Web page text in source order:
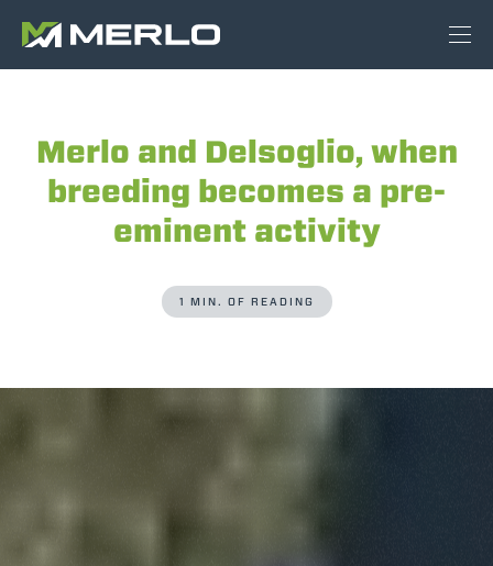
Merlo and Delsoglio, when
breeding becomes a pre-
eminent activity
1 MIN. OF READING